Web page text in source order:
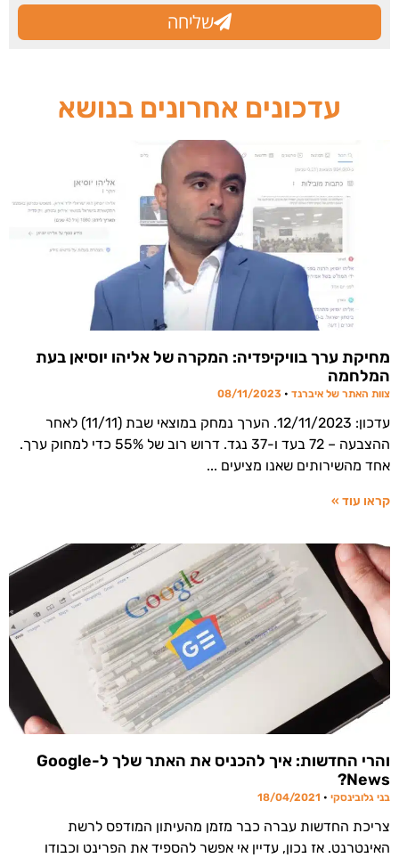
שליחה
עדכונים אחרונים בנושא
מחיקת ערך בוויקיפדיה: המקרה של אליהו יוסיאן בעת
המלחמה
צוות האתר של איברנד
עדכון: 12/11/2023. הערך נמחק במוצאי שבת (11/11) לאחר
ההצבעה – 72 בעד ו-37 נגד. דרוש רוב של 55% כדי למחוק ערך.
אחד מהשירותים שאנו מציעים
קראו עוד »
והרי החדשות: איך להכניס את האתר שלך ל-Google
News?
בני גלובינסקי
צריכת החדשות עברה כבר מזמן מהעיתון המודפס לרשת
האינטרנט. אז נכון, עדיין אי אפשר להספיד את הפרינט וכבודו